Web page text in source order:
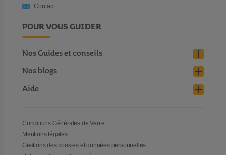
Contact
POUR VOUS GUIDER
Nos Guides et conseils
Nos blogs
Aide
Conditions Générales de Vente
Mentions légales
Gestions des cookies et données personnelles